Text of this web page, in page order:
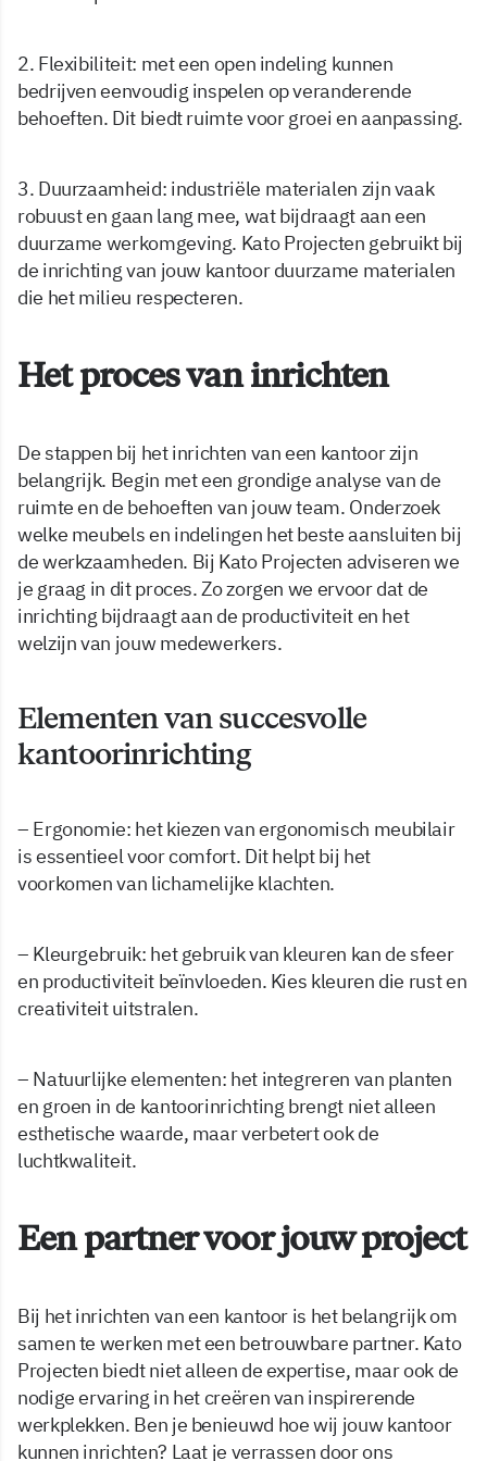
2. Flexibiliteit: met een open indeling kunnen
bedrijven eenvoudig inspelen op veranderende
behoeften. Dit biedt ruimte voor groei en aanpassing.
3. Duurzaamheid: industriële materialen zijn vaak
robuust en gaan lang mee, wat bijdraagt aan een
duurzame werkomgeving. Kato Projecten gebruikt bij
de inrichting van jouw kantoor duurzame materialen
die het milieu respecteren.
Het proces van inrichten
De stappen bij het inrichten van een kantoor zijn
belangrijk. Begin met een grondige analyse van de
ruimte en de behoeften van jouw team. Onderzoek
welke meubels en indelingen het beste aansluiten bij
de werkzaamheden. Bij Kato Projecten adviseren we
je graag in dit proces. Zo zorgen we ervoor dat de
inrichting bijdraagt aan de productiviteit en het
welzijn van jouw medewerkers.
Elementen van succesvolle
kantoorinrichting
– Ergonomie: het kiezen van ergonomisch meubilair
is essentieel voor comfort. Dit helpt bij het
voorkomen van lichamelijke klachten.
– Kleurgebruik: het gebruik van kleuren kan de sfeer
en productiviteit beïnvloeden. Kies kleuren die rust en
creativiteit uitstralen.
– Natuurlijke elementen: het integreren van planten
en groen in de kantoorinrichting brengt niet alleen
esthetische waarde, maar verbetert ook de
luchtkwaliteit.
Een partner voor jouw project
Bij het inrichten van een kantoor is het belangrijk om
samen te werken met een betrouwbare partner. Kato
Projecten biedt niet alleen de expertise, maar ook de
nodige ervaring in het creëren van inspirerende
werkplekken. Ben je benieuwd hoe wij jouw kantoor
kunnen inrichten? Laat je verrassen door ons